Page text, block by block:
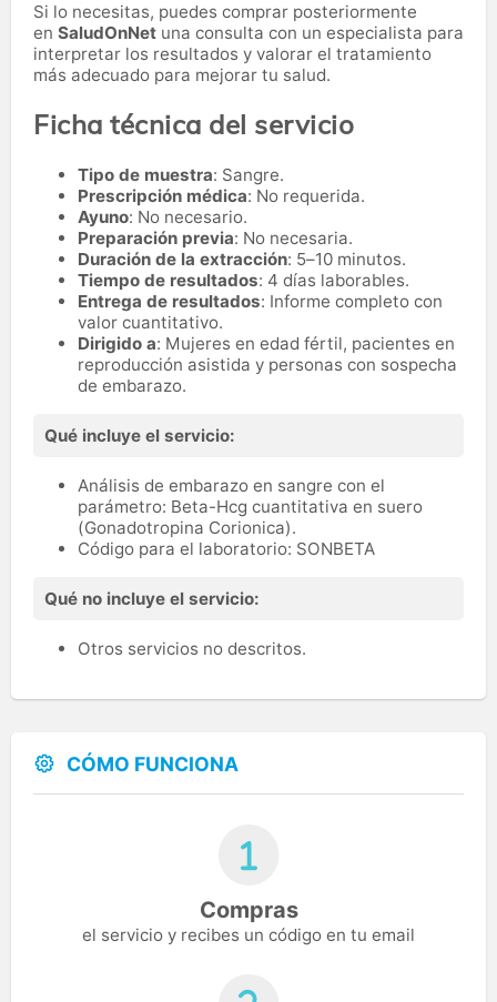
Si lo necesitas, puedes comprar posteriormente
en SaludOnNet una consulta con un especialista para
interpretar los resultados y valorar el tratamiento
más adecuado para mejorar tu salud.
Ficha técnica del servicio
Tipo de muestra: Sangre.
Prescripción médica: No requerida.
Ayuno: No necesario.
Preparación previa: No necesaria.
Duración de la extracción: 5–10 minutos.
Tiempo de resultados: 4 días laborables.
Entrega de resultados: Informe completo con
valor cuantitativo.
Dirigido a: Mujeres en edad fértil, pacientes en
reproducción asistida y personas con sospecha
de embarazo.
Qué incluye el servicio:
Análisis de embarazo en sangre con el
parámetro: Beta-Hcg cuantitativa en suero
(Gonadotropina Corionica).
Código para el laboratorio: SONBETA
Qué no incluye el servicio:
Otros servicios no descritos.
CÓMO FUNCIONA
Compras
el servicio y recibes un código en tu email